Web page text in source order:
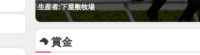
生産者:下屋敷牧場
賞金